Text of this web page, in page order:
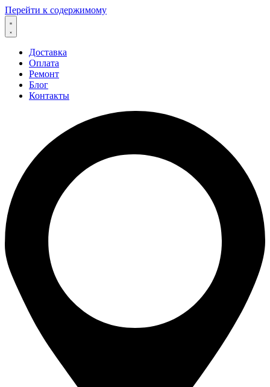
Перейти к содержимому
Доставка
Оплата
Ремонт
Блог
Контакты